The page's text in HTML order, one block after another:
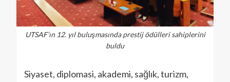
UTSAF’ın 12. yıl buluşmasında prestij ödülleri sahiplerini
buldu
Siyaset, diplomasi, akademi, sağlık, turizm,